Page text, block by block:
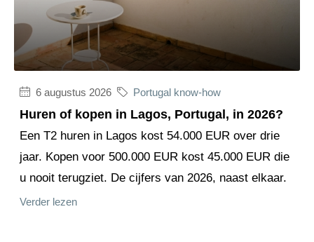
6 augustus 2026 Portugal know-how
Huren of kopen in Lagos, Portugal, in 2026?
Een T2 huren in Lagos kost 54.000 EUR over drie
jaar. Kopen voor 500.000 EUR kost 45.000 EUR die
u nooit terugziet. De cijfers van 2026, naast elkaar.
Verder lezen